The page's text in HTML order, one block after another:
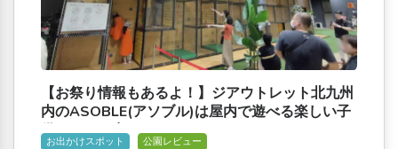
【お祭り情報もあるよ！】ジアウトレット北九州
内のASOBLE(アソブル)は屋内で遊べる楽しい子
供のとのお出かけスポットだ！
お出かけスポット 公園レビュー